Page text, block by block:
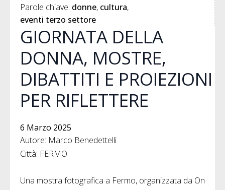
Parole chiave: donne cultura
eventi terzo settore
GIORNATA DELLA
DONNA, MOSTRE,
DIBATTITI E PROIEZIONI
PER RIFLETTERE
6 Marzo 2025
Autore: Marco Benedettelli
Città: FERMO
Una mostra fotografica a Fermo, organizzata da On